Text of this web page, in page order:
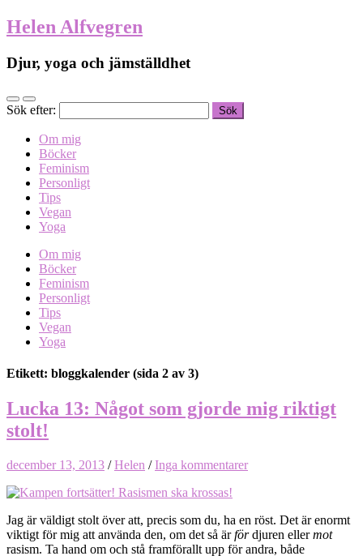
Helen Alfvegren
Djur, yoga och jämställdhet
Sök efter:
Om mig
Böcker
Feminism
Personligt
Tips
Vegan
Yoga
Om mig
Böcker
Feminism
Personligt
Tips
Vegan
Yoga
Etikett: bloggkalender (sida 2 av 3)
Lucka 13: Något som gjorde mig riktigt
stolt!
december 13, 2013 /Helen /Inga kommentarer
Jag är väldigt stolt över att, precis som du, ha en röst. Det är enormt
viktigt för mig att använda den, om det så ärfördjuren ellermot
rasism. Ta hand om och stå framförallt upp för andra, både